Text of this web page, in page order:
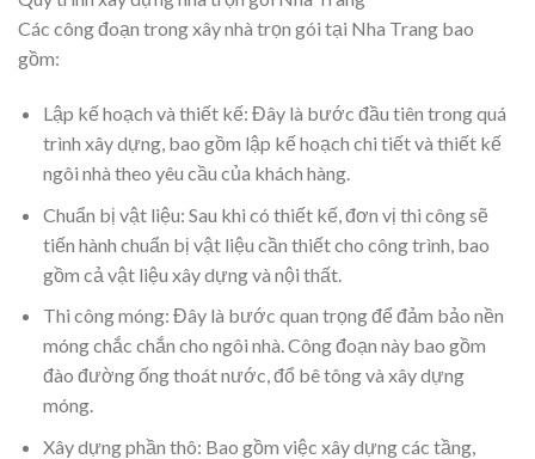
Các công đoạn trong xây nhà trọn gói tại Nha Trang bao
gồm:
Lập kế hoạch và thiết kế: Đây là bước đầu tiên trong quá
trình xây dựng, bao gồm lập kế hoạch chi tiết và thiết kế
ngôi nhà theo yêu cầu của khách hàng.
Chuẩn bị vật liệu: Sau khi có thiết kế, đơn vị thi công sẽ
tiến hành chuẩn bị vật liệu cần thiết cho công trình, bao
gồm cả vật liệu xây dựng và nội thất.
Thi công móng: Đây là bước quan trọng để đảm bảo nền
móng chắc chắn cho ngôi nhà. Công đoạn này bao gồm
đào đường ống thoát nước, đổ bê tông và xây dựng
móng.
Xây dựng phần thô: Bao gồm việc xây dựng các tầng,